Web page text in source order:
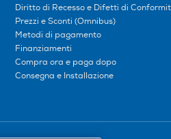
Diritto di Recesso e Difetti di
Prezzi e Sconti (Omnibus)
Metodi di pagamento
Finanziamenti
Compra ora e paga dopo
Consegna e Installazione